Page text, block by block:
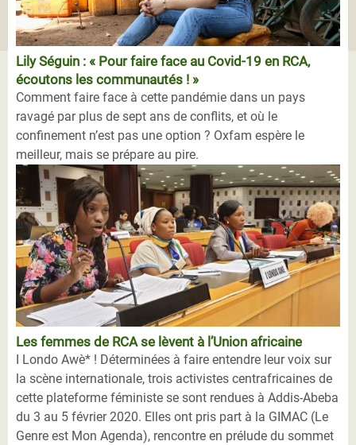
Lily Séguin : « Pour faire face au Covid-19 en RCA,
écoutons les communautés ! »
Comment faire face à cette pandémie dans un pays
ravagé par plus de sept ans de conflits, et où le
confinement n’est pas une option ? Oxfam espère le
meilleur, mais se prépare au pire.
Les femmes de RCA se lèvent à l’Union africaine
I Londo Awè* ! Déterminées à faire entendre leur voix sur
la scène internationale, trois activistes centrafricaines de
cette plateforme féministe se sont rendues à Addis-Abeba
du 3 au 5 février 2020. Elles ont pris part à la GIMAC (Le
Genre est Mon Agenda), rencontre en prélude du sommet